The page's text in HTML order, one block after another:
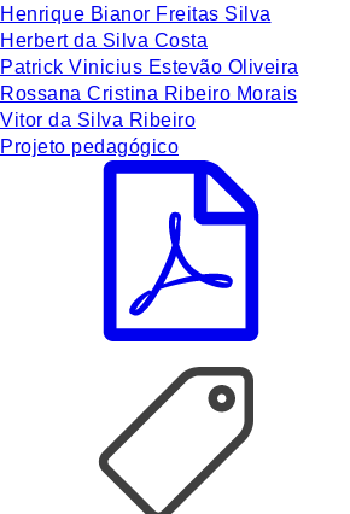
Henrique Bianor Freitas Silva
Herbert da Silva Costa
Patrick Vinicius Estevão Oliveira
Rossana Cristina Ribeiro Morais
Vitor da Silva Ribeiro
Projeto pedagógico